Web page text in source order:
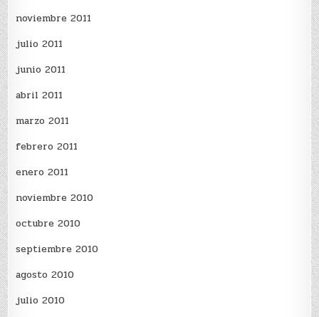
noviembre 2011
julio 2011
junio 2011
abril 2011
marzo 2011
febrero 2011
enero 2011
noviembre 2010
octubre 2010
septiembre 2010
agosto 2010
julio 2010